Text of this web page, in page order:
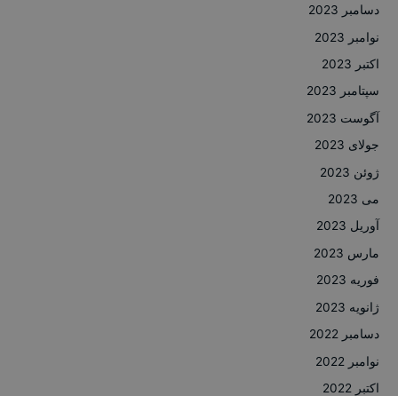
دسامبر 2023
نوامبر 2023
اکتبر 2023
سپتامبر 2023
آگوست 2023
جولای 2023
ژوئن 2023
می 2023
آوریل 2023
مارس 2023
فوریه 2023
ژانویه 2023
دسامبر 2022
نوامبر 2022
اکتبر 2022